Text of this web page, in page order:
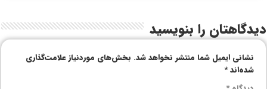
دیدگاهتان را بنویسید
نشانی ایمیل شما منتشر نخواهد شد. بخش‌های موردنیاز علامت‌گذاری
شده‌اند*